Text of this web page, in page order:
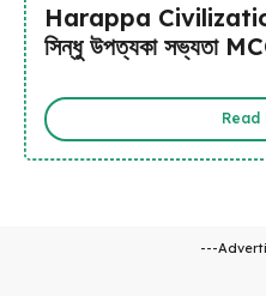
Harappa
সিন্ধু উপত্যকা সভ্যতা
Read
---